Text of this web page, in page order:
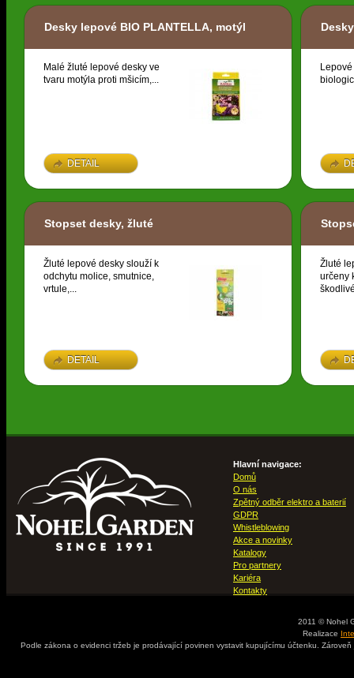
Desky lepové BIO PLANTELLA, motýl
Malé žluté lepové desky ve
tvaru motýla proti mšicím,...
DETAIL
Stopset desky, žluté
Žluté lepové desky slouží k
odchytu molice, smutnice,
vrtule,...
DETAIL
Žluté
určeny
Hlavní navigace:
Domů
O nás
Zpětný odběr elektro a baterií
GDPR
Whistleblowing
Akce a novinky
Katalogy
Pro partnery
Kariéra
Kontakty
2011 © Nohel
Realizace
Podle zákona o evidenci tržeb je prodávající povinen vystavit kupujícímu účtenku.